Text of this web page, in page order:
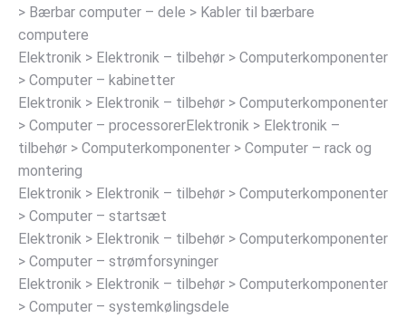
> Bærbar computer – dele > Kabler til bærbare
computere
Elektronik > Elektronik – tilbehør > Computerkomponenter
> Computer – kabinetter
Elektronik > Elektronik – tilbehør > Computerkomponenter
> Computer – processorerElektronik > Elektronik –
tilbehør > Computerkomponenter > Computer – rack og
montering
Elektronik > Elektronik – tilbehør > Computerkomponenter
> Computer – startsæt
Elektronik > Elektronik – tilbehør > Computerkomponenter
> Computer – strømforsyninger
Elektronik > Elektronik – tilbehør > Computerkomponenter
> Computer – systemkølingsdele